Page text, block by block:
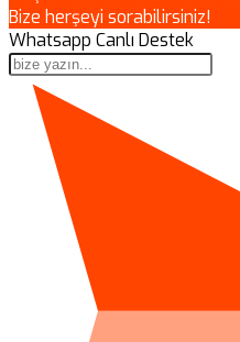
Bize herşeyi sorabilirsiniz!
Whatsapp Canlı Destek